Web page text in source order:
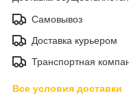
Самовывоз
Доставка курьером
Транспортная
Все условия доставки